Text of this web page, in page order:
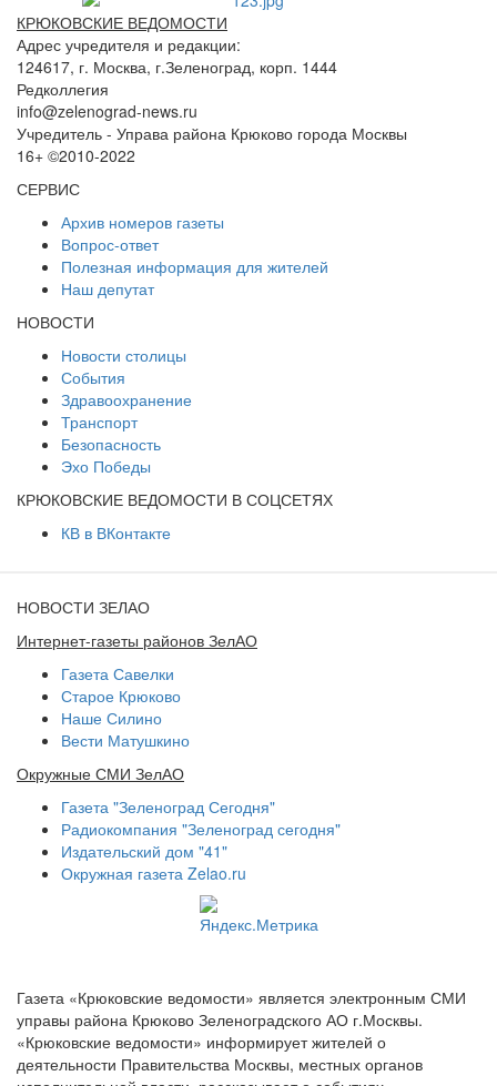
КРЮКОВСКИЕ ВЕДОМОСТИ
Адрес учредителя и редакции:
124617, г. Москва, г.Зеленоград, корп. 1444
Редколлегия
info@zelenograd-news.ru
Учредитель - Управа района Крюково города Москвы
16+ ©2010-2022
СЕРВИС
Архив номеров газеты
Вопрос-ответ
Полезная информация для жителей
Наш депутат
НОВОСТИ
Новости столицы
События
Здравоохранение
Транспорт
Безопасность
Эхо Победы
КРЮКОВСКИЕ ВЕДОМОСТИ В СОЦСЕТЯХ
КВ в ВКонтакте
НОВОСТИ ЗЕЛАО
Интернет-газеты районов ЗелАО
Газета Савелки
Старое Крюково
Наше Силино
Вести Матушкино
Окружные СМИ ЗелАО
Газета "Зеленоград Сегодня"
Радиокомпания "Зеленоград сегодня"
Издательский дом "41"
Окружная газета Zelao.ru
Газета «Крюковские ведомости» является электронным СМИ
управы района Крюково Зеленоградского АО г.Москвы.
«Крюковские ведомости» информирует жителей о
деятельности Правительства Москвы, местных органов